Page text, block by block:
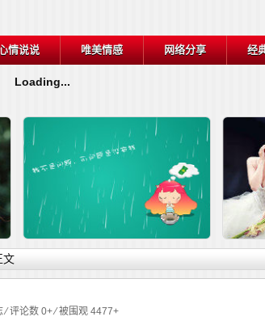
情说说 唯美情感 网络分享 经
Loading...
容 详细内容
文
⁄ 评论数 0+ ⁄ 被围观 4477+